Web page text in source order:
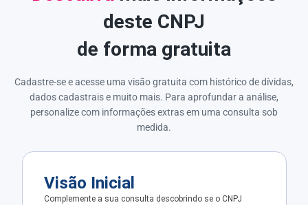
deste CNPJ
de forma gratuita
Cadastre-se e acesse uma visão gratuita com histórico de dívidas,
dados cadastrais e muito mais. Para aprofundar a análise,
personalize com informações extras em uma consulta sob
medida.
Visão Inicial
Complemente a sua consulta descobrindo se o CNPJ